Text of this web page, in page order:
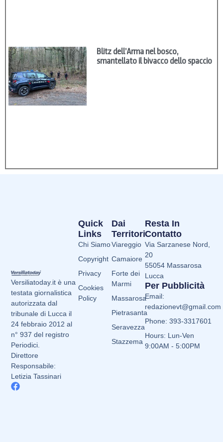
Blitz dell’Arma nel bosco,
smantellato il bivacco dello spaccio
Versiliatoday.it è una
testata giornalistica
autorizzata dal
tribunale di Lucca il
24 febbraio 2012 al
n° 937 del registro
Periodici.
Direttore
Responsabile:
Letizia Tassinari
Dai
Territori
Viareggio
Camaiore
Forte dei
Marmi
Massarosa
Pietrasanta
Seravezza
Stazzema
Quick
Links
Chi Siamo
Copyright
Privacy
Cookies
Policy
Resta In
Contatto
Via Sarzanese Nord,
20
55054 Massarosa
Lucca
Per Pubblicità
Email:
redazionevt@gmail.com
Phone: 393-3317601
Hours: Lun-Ven
9:00AM - 5:00PM